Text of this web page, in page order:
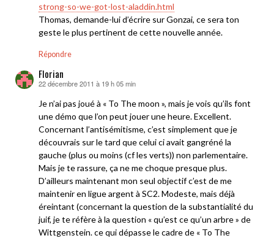
strong-so-we-got-lost-aladdin.html
Thomas, demande-lui d’écrire sur Gonzai, ce sera ton
geste le plus pertinent de cette nouvelle année.
Répondre
Florian
dit :
22 décembre 2011 à 19 h 05 min
Je n’ai pas joué à « To The moon », mais je vois qu’ils font
une démo que l’on peut jouer une heure. Excellent.
Concernant l’antisémitisme, c’est simplement que je
découvrais sur le tard que celui ci avait gangréné la
gauche (plus ou moins (cf les verts)) non parlementaire.
Mais je te rassure, ça ne me choque presque plus.
D’ailleurs maintenant mon seul objectif c’est de me
maintenir en ligue argent à SC2. Modeste, mais déjà
éreintant (concernant la question de la substantialité du
juif, je te réfère à la question « qu’est ce qu’un arbre » de
Wittgenstein. ce qui dépasse le cadre de « To The